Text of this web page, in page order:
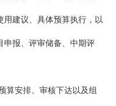
用建议、具体预算执行，以
申报、评审储备、中期评
算安排、审核下达以及组